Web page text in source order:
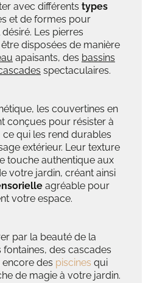
avec différents types
et de formes pour
Les pierres
disposées de manière
apaisants, des bassins
spectaculaires.
les couvertines en
conçues pour résister à
ce qui les rend durables
extérieur. Leur texture
touche authentique aux
votre jardin, créant ainsi
agréable pour
votre espace.
par la beauté de la
des cascades
des piscines qui
de magie à votre jardin.